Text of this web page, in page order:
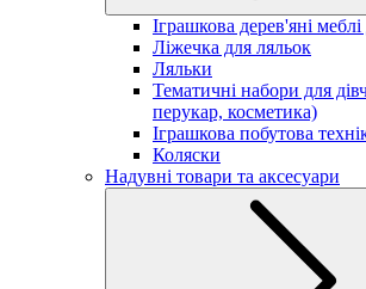
Іграшкова дерев'яні
Ліжечка для ляльок
Ляльки
Тематичні набори для
перукар, косметика)
Іграшкова побутова
Коляски
Надувні товари та аксесуари